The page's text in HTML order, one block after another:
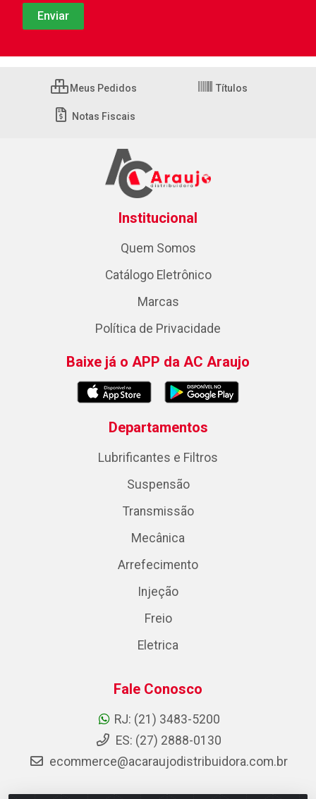
Meus Pedidos Títulos
Notas Fiscais
Institucional
Quem Somos
Catálogo Eletrônico
Marcas
Política de Privacidade
Baixe já o APP da AC Araujo
Departamentos
Lubrificantes e Filtros
Suspensão
Transmissão
Mecânica
Arrefecimento
Injeção
Freio
Eletrica
Fale Conosco
RJ: (21) 3483-5200
ES: (27) 2888-0130
ecommerce@acaraujodistribuidora.com.br